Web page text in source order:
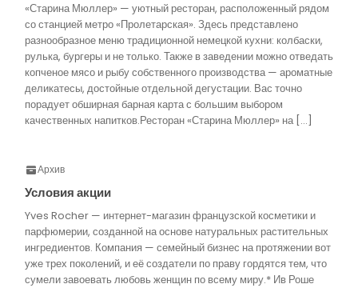
«Старина Мюллер» — уютный ресторан, расположенный рядом
со станцией метро «Пролетарская». Здесь представлено
разнообразное меню традиционной немецкой кухни: колбаски,
рулька, бургеры и не только. Также в заведении можно отведать
копченое мясо и рыбу собственного производства — ароматные
деликатесы, достойные отдельной дегустации. Вас точно
порадует обширная барная карта с большим выбором
качественных напитков.Ресторан «Старина Мюллер» на […]
Архив
Условия акции
Yves Rocher — интернет-магазин французской косметики и
парфюмерии, созданной на основе натуральных растительных
ингредиентов. Компания — семейный бизнес на протяжении вот
уже трех поколений, и её создатели по праву гордятся тем, что
сумели завоевать любовь женщин по всему миру.* Ив Роше